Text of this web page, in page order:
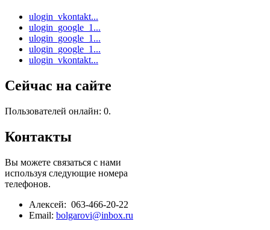
ulogin_vkontakt...
ulogin_google_1...
ulogin_google_1...
ulogin_google_1...
ulogin_vkontakt...
Сейчас на сайте
Пользователей онлайн: 0.
Контакты
Вы можете связаться с нами
используя следующие номера
телефонов.
Алексей: 063-466-20-22
Email: bolgarovi@inbox.ru